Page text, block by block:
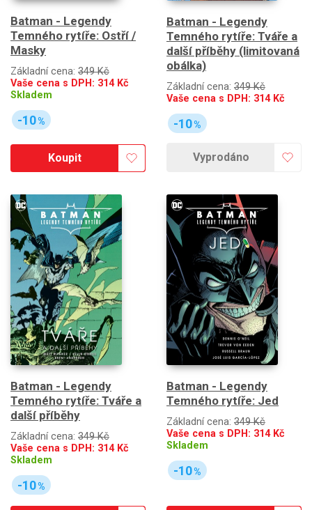
Batman - Legendy
Temného rytíře: Ostří /
Masky
Základní cena: 349 Kč
Vaše cena s DPH: 314Kč
Skladem
-10%
Koupit
Batman - Legendy
Temného rytíře: Tváře a
další příběhy (limitovaná
obálka)
Základní cena: 349 Kč
Vaše cena s DPH: 314Kč
-10%
Vyprodáno
Batman - Legendy
Temného rytíře: Tváře a
další příběhy
Základní cena: 349 Kč
Vaše cena s DPH: 314Kč
Skladem
-10%
Batman - Legendy
Temného rytíře: Jed
Základní cena: 349 Kč
Vaše cena s DPH: 314Kč
Skladem
-10%